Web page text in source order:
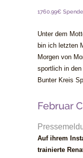
1760.99€
Unter dem
bin ich letzten
Morgen von
sportlich in
Bunter Kreis
Februar
Auf ihrem
trainierte